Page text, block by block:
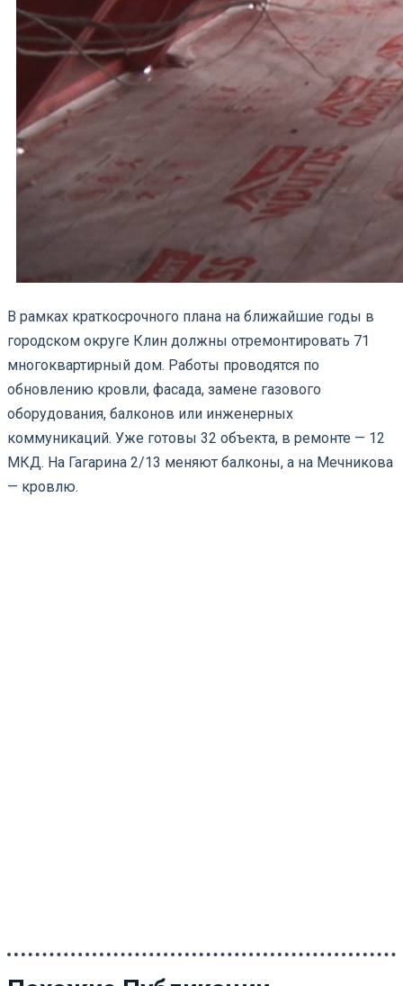
В рамках краткосрочного плана на ближайшие годы в
городском округе Клин должны отремонтировать 71
многоквартирный дом. Работы проводятся по
обновлению кровли, фасада, замене газового
оборудования, балконов или инженерных
коммуникаций. Уже готовы 32 объекта, в ремонте — 12
МКД. На Гагарина 2/13 меняют балконы, а на Мечникова
— кровлю.